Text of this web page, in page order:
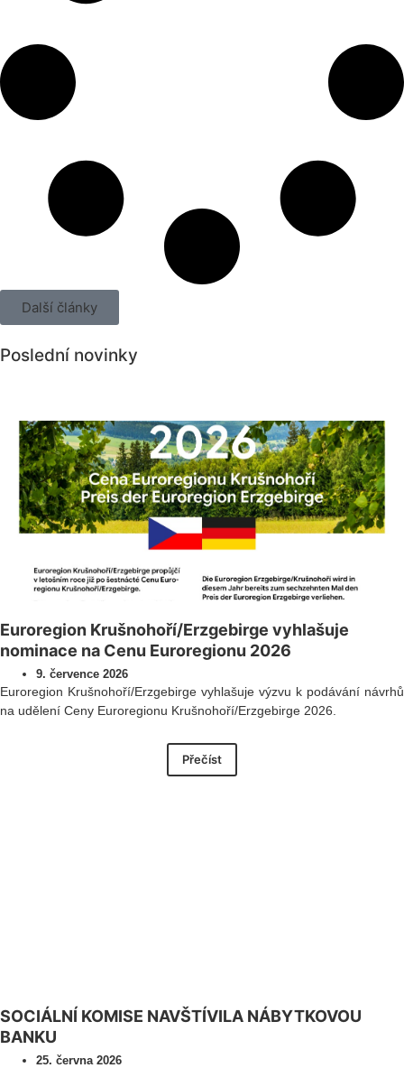
Další články
Poslední novinky
Euroregion Krušnohoří/Erzgebirge vyhlašuje
nominace na Cenu Euroregionu 2026
9. července 2026
Euroregion Krušnohoří/Erzgebirge vyhlašuje výzvu k podávání návrhů
na udělení Ceny Euroregionu Krušnohoří/Erzgebirge 2026.
Přečíst
SOCIÁLNÍ KOMISE NAVŠTÍVILA NÁBYTKOVOU
BANKU
25. června 2026